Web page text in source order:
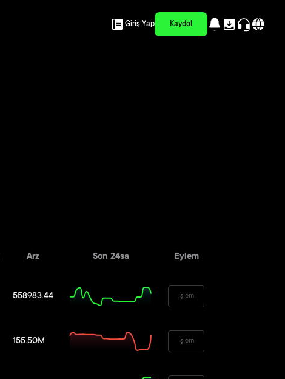
Giriş Yap Kaydol
Arz Son 24sa Eylem
558983.44 İşlem
155.50M İşlem